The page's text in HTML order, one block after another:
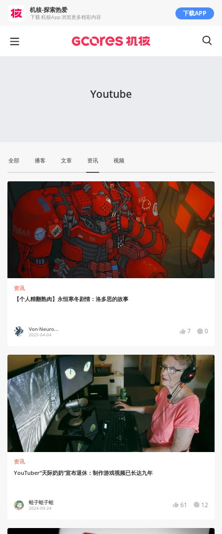
Youtube
全部 播客 文章 资讯 视频
资讯
【个人精翻熟肉】永恒寒冬剧情：洛多思的故事
Von·Neuro...
2025-04-04 7 0
资讯
YouTuber“天际奶奶”宣布退休：制作游戏视频已长达九年
蛙子蛙子蛙
2024-09-24 61 12
机核-探索热爱
下载 机核App 浏览更多精彩内容 下载APP